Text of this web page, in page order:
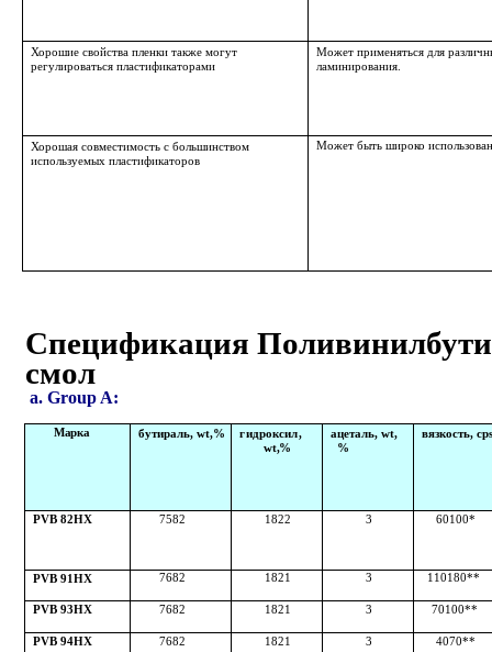
Хорошие свойства пленки также могут
регулироваться пластификаторами
Может применяться для
ламинирования.
Хорошая совместимость с большинством
используемых пластификаторов
Может быть широко использован
Спецификация
смол
a. Group A:
Марка бутираль, wt,% гидроксил,
wt,%
ацеталь, wt,
%
вязкость,c
PVB 82HX 75­82 18­22 3 60­100*
PVB 91HX 76­82 18­21 3 110­180**
PVB 93HX 76­82 18­21 3 70­100**
PVB 94HX 76­82 18­21 3 40­70**